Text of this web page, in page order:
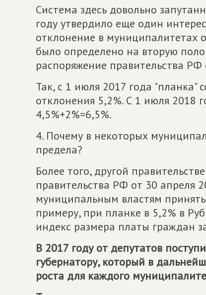
Система здесь довольно
году утвердило еще один
отклонение в муниципалитетах
было определено на вторую
распоряжение правительства
Так, с 1 июля 2017 года "планка"
отклонения 5,2%. С 1 июля 2018
4,5%+2%=6,5%.
4. Почему в некоторых
предела?
Более того, другой
правительства РФ от 30 апреля
муниципальным властям
примеру, при планке в 5,2% в
индекс размера платы граждан
В 2017 году от депутатов
губернатору, который в
роста для каждого